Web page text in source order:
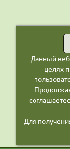
Данный
целях
Для